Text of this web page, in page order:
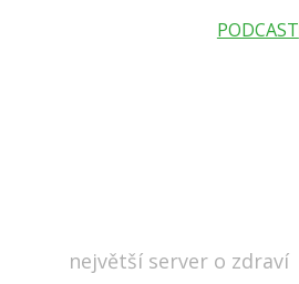
největší server o zdraví
PODCAST